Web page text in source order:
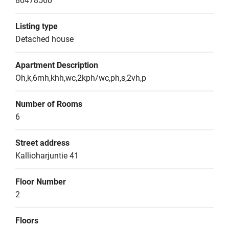
Listing type
Detached house
Apartment Description
Oh,k,6mh,khh,wc,2kph/wc,ph,s,2vh,p
Number of Rooms
6
Street address
Kallioharjuntie 41
Floor Number
2
Floors